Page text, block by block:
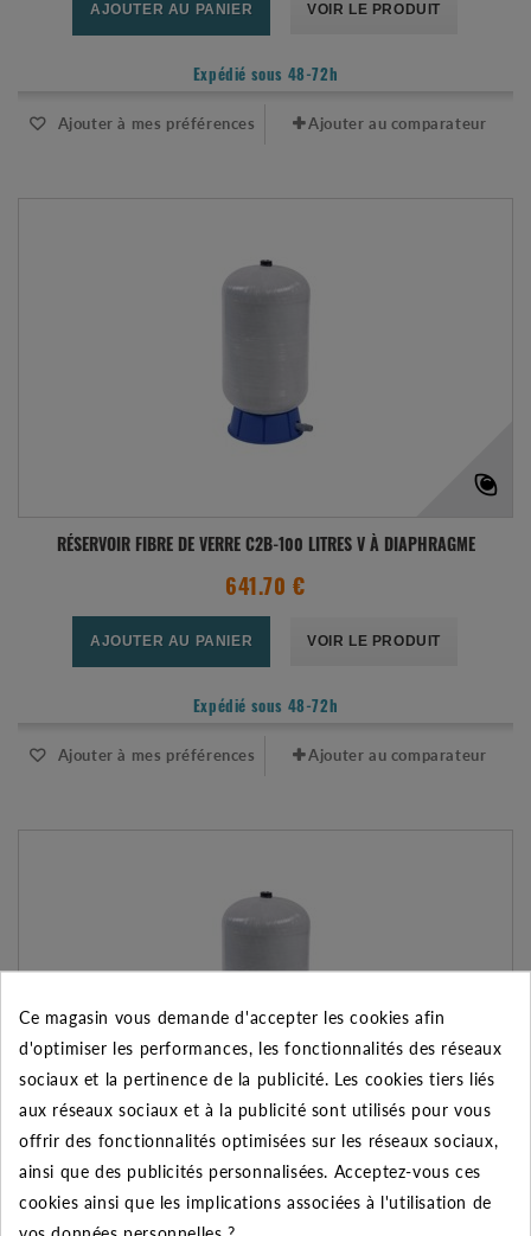
AJOUTER AU PANIER VOIR LE PRODUIT
Expédié sous 48-72h
Ajouter à mes préférences Ajouter au comparateur
RÉSERVOIR FIBRE DE VERRE C2B-100 LITRES V À DIAPHRAGME
641.70 €
AJOUTER AU PANIER VOIR LE PRODUIT
Expédié sous 48-72h
Ajouter à mes préférences Ajouter au comparateur
RÉSERVOIR FIBRE DE VERRE C2B-130 LITRES V À DIAPHRAGME
859.50 €
Ce magasin vous demande d'accepter les cookies afin
d'optimiser les performances, les fonctionnalités des réseaux
sociaux et la pertinence de la publicité. Les cookies tiers liés
aux réseaux sociaux et à la publicité sont utilisés pour vous
offrir des fonctionnalités optimisées sur les réseaux sociaux,
ainsi que des publicités personnalisées. Acceptez-vous ces
cookies ainsi que les implications associées à l'utilisation de